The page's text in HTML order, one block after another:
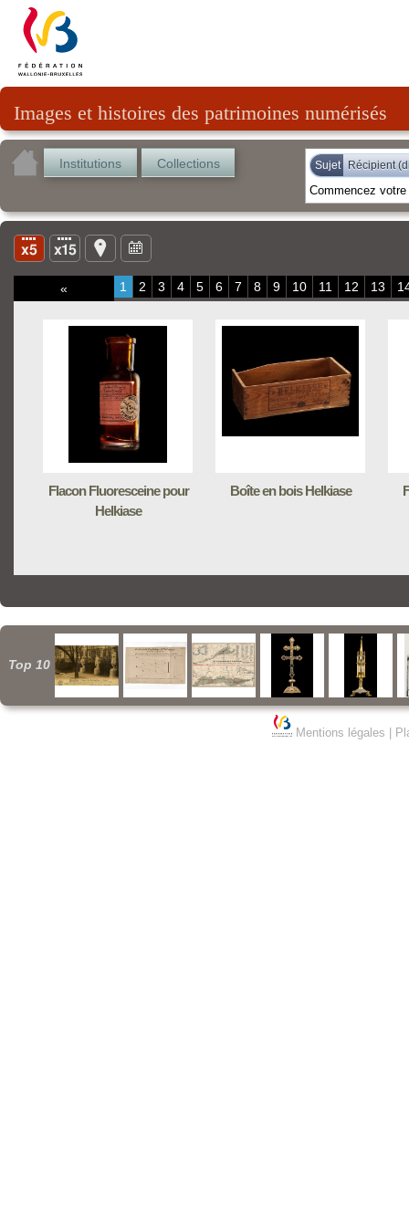
Images et histoires des patrimoines numérisés
Institutions Collections Sujet Récipient
« 1 2 3 4 5 6 7 8 9 10 11 12 13
Flacon Fluoresceine pour
Helkiase
Boîte en bois Helkiase
Top 10
Mentions légales